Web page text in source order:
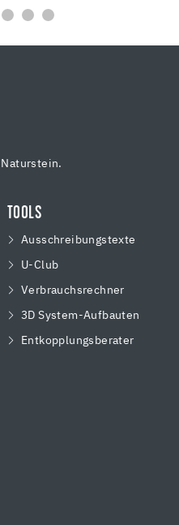
TOOLS
Ausschreibungstexte
U-Club
Verbrauchsrechner
3D System-Aufbauten
Entkopplungsberater